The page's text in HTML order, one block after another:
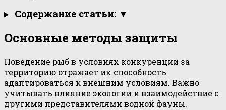
Содержание статьи: ▼
Основные методы защиты
Поведение рыб в условиях конкуренции за
территорию отражает их способность
адаптироваться к внешним условиям. Важно
учитывать влияние экологии и взаимодействие с
другими представителями водной фауны.